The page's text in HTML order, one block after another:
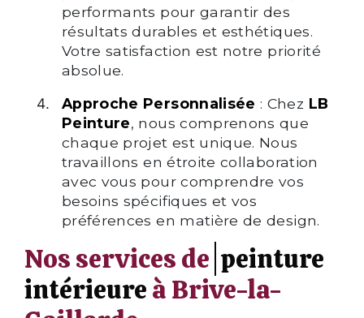
performants pour garantir des
résultats durables et esthétiques.
Votre satisfaction est notre priorité
absolue.
Approche Personnalisée : Chez LB
Peinture, nous comprenons que
chaque projet est unique. Nous
travaillons en étroite collaboration
avec vous pour comprendre vos
besoins spécifiques et vos
préférences en matière de design.
Nos services de peinture
intérieureà Brive-la-